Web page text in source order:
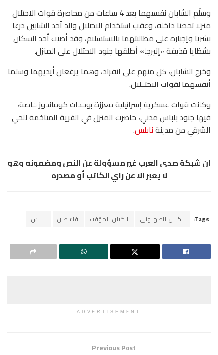
وسلّم الشابان نفسيهما بعد 4 ساعات من محاصرة قوات الاحتلال
منزلا تحصنا داخله، وعقب استخدام الاحتلال والد أحد الشابين درعا
بشريا وإجباره على مطالبتهما بالاستسلام، وقد أصيب أحد السكان
بشظايا قذيفة «إنيرجا» أطلقها جنود الاحتلال على المنزل.
وخرج الشابان، كل منهم على انفراد، وهما يرفعان أيديهما وسلما
أنفسهما لقوات الاحتــلال.
وكانت قوات عسكرية إسرائيلية معززة بوحدات كوماندوز خاصة،
فيها جنود بلباس مدني، حاصرت المنزل في القرية المتاخمة للحي
الشرقي من مدينةنابلس.
ان شبكة صدى العرب غير مسؤولة عن النص ومضمونه وهو
لا يعبر الا عن راي الكاتب أو مصدره
Tags: الكيان الصهيوني الكيان المؤقت فلسطين نابلس
ADVERTISEMENT
Previous Post